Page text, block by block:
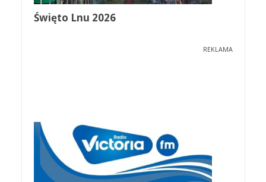
Święto Lnu 2026
REKLAMA